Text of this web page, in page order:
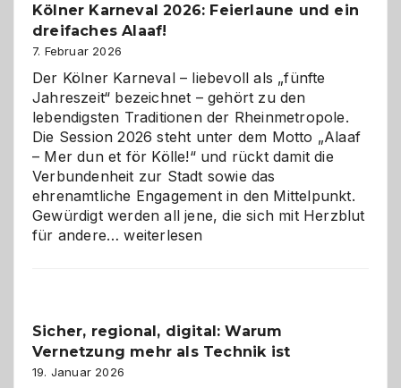
geworden
Kölner Karneval 2026: Feierlaune und ein
dreifaches Alaaf!
7. Februar 2026
Der Kölner Karneval – liebevoll als „fünfte
Jahreszeit“ bezeichnet – gehört zu den
lebendigsten Traditionen der Rheinmetropole.
Die Session 2026 steht unter dem Motto „Alaaf
– Mer dun et för Kölle!“ und rückt damit die
Verbundenheit zur Stadt sowie das
ehrenamtliche Engagement in den Mittelpunkt.
Gewürdigt werden all jene, die sich mit Herzblut
für andere…Kölner
ein
dreifaches
Alaaf!
weiterlesen
Sicher, regional, digital: Warum
Vernetzung mehr als Technik ist
19. Januar 2026